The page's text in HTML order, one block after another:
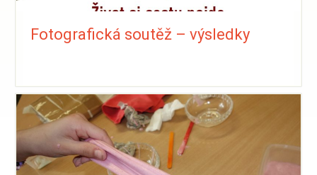
Fotografická soutěž – výsledky